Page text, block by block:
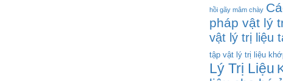
hồi gãy mâm chày
pháp vật lý
vật lý trị liệu
tập vật lý trị liệu
Lý Trị Liệu